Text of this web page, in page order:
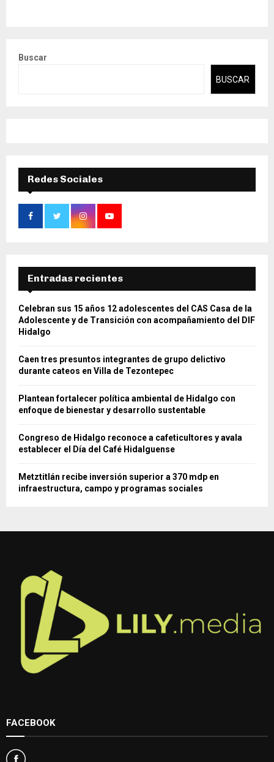
Buscar
BUSCAR
Redes Sociales
Entradas recientes
Celebran sus 15 años 12 adolescentes del CAS Casa de la
Adolescente y de Transición con acompañamiento del DIF
Hidalgo
Caen tres presuntos integrantes de grupo delictivo
durante cateos en Villa de Tezontepec
Plantean fortalecer política ambiental de Hidalgo con
enfoque de bienestar y desarrollo sustentable
Congreso de Hidalgo reconoce a cafeticultores y avala
establecer el Día del Café Hidalguense
Metztitlán recibe inversión superior a 370 mdp en
infraestructura, campo y programas sociales
FACEBOOK